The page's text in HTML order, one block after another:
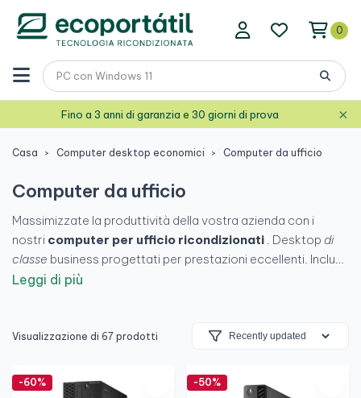
0
Fino a 3 anni di garanzia e 30 giorni di prova ×
Casa Computer desktop economici Computer da ufficio
Computer da ufficio
Massimizzate la produttività della vostra azienda con i
nostri computer per ufficio ricondizionati . Desktop di
classe business progettati per prestazioni eccellenti. Inclusi
Windows 10/11 Pro
Leggi di più
Visualizzazione di 67 prodotti
-60% -50%